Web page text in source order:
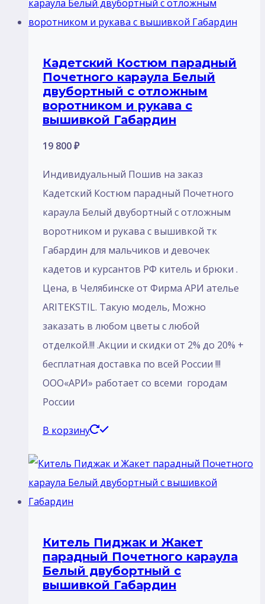
несколько
вариаций.
можно
выбрать
на
странице
Кадетский Костюм парадный
Почетного караула Белый
двубортный с отложным
воротником и рукава с
вышивкой Габардин
19 800₽
Индивидуальный Пошив на заказ
Кадетский Костюм парадный Почетного
караула Белый двубортный с отложным
воротником и рукава с вышивкой тк
Габардин для мальчиков и девочек
кадетов и курсантов РФ китель и брюки .
Цена, в Челябинске от Фирма АРИ ателье
ARITEKSTIL. Такую модель, Mожно
заказать в любом цветы с любой
отделкой.!!! .Акции и скидки от 2% до 20% +
бесплатная доставка по всей России !!!
ООО«АРИ» работает со всеми городам
России
В корзину
Китель Пиджак и Жакет
парадный Почетного караула
Белый двубортный с
вышивкой Габардин